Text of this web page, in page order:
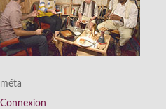
méta
Connexion